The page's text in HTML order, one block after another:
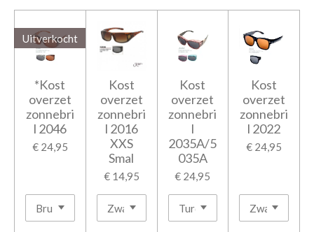
Uitverkocht
*Kost
overzet
zonnebri
l 2046
€ 24,95
Kost
overzet
zonnebri
l 2016
XXS
Smal
€ 14,95
Kost
overzet
zonnebri
l
2035A/5
035A
€ 24,95
Kost
overzet
zonnebri
l 2022
€ 24,95